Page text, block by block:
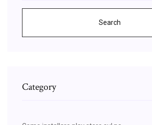
Search
Category